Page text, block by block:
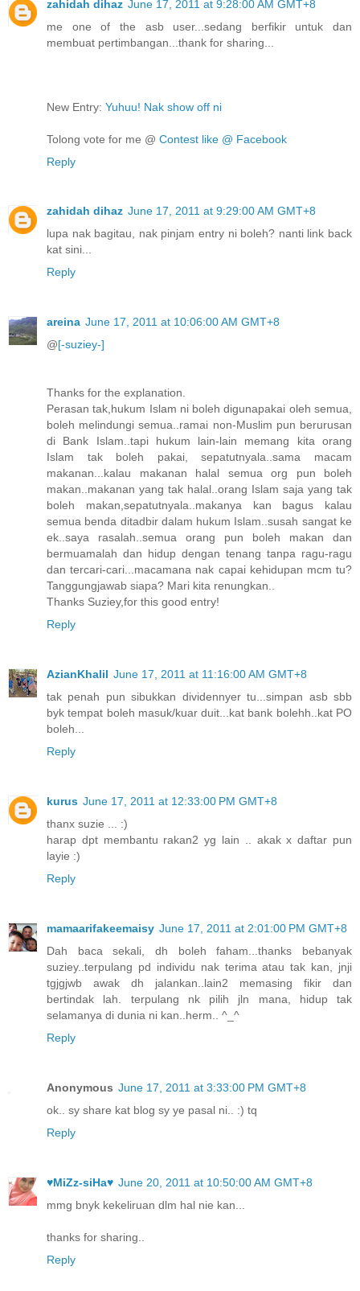
zahidah dihaz June 17, 2011 at 9:28:00 AM GMT+8
me one of the asb user...sedang berfikir untuk dan
membuat pertimbangan...thank for sharing...
New Entry: Yuhuu! Nak show off ni
Tolong vote for me @ Contest like @ Facebook
Reply
zahidah dihaz June 17, 2011 at 9:29:00 AM GMT+8
lupa nak bagitau, nak pinjam entry ni boleh? nanti link back
kat sini...
Reply
areina June 17, 2011 at 10:06:00 AM GMT+8
@[-suziey-]
Thanks for the explanation.
Perasan tak,hukum Islam ni boleh digunapakai oleh semua,
boleh melindungi semua..ramai non-Muslim pun berurusan
di Bank Islam..tapi hukum lain-lain memang kita orang
Islam tak boleh pakai, sepatutnyala..sama macam
makanan...kalau makanan halal semua org pun boleh
makan..makanan yang tak halal..orang Islam saja yang tak
boleh makan,sepatutnyala..makanya kan bagus kalau
semua benda ditadbir dalam hukum Islam..susah sangat ke
ek..saya rasalah..semua orang pun boleh makan dan
bermuamalah dan hidup dengan tenang tanpa ragu-ragu
dan tercari-cari...macamana nak capai kehidupan mcm tu?
Tanggungjawab siapa? Mari kita renungkan..
Thanks Suziey,for this good entry!
Reply
AzianKhalil June 17, 2011 at 11:16:00 AM GMT+8
tak penah pun sibukkan dividennyer tu...simpan asb sbb
byk tempat boleh masuk/kuar duit...kat bank bolehh..kat PO
boleh...
Reply
kurus June 17, 2011 at 12:33:00 PM GMT+8
thanx suzie ... :)
harap dpt membantu rakan2 yg lain .. akak x daftar pun
layie :)
Reply
mamaarifakeemaisy June 17, 2011 at 2:01:00 PM GMT+8
Dah baca sekali, dh boleh faham...thanks bebanyak
suziey..terpulang pd individu nak terima atau tak kan, jnji
tgjgjwb awak dh jalankan..lain2 memasing fikir dan
bertindak lah. terpulang nk pilih jln mana, hidup tak
selamanya di dunia ni kan..herm.. ^_^
Reply
Anonymous June 17, 2011 at 3:33:00 PM GMT+8
ok.. sy share kat blog sy ye pasal ni.. :) tq
Reply
♥MiZz-siHa♥ June 20, 2011 at 10:50:00 AM GMT+8
mmg bnyk kekeliruan dlm hal nie kan...
thanks for sharing..
Reply